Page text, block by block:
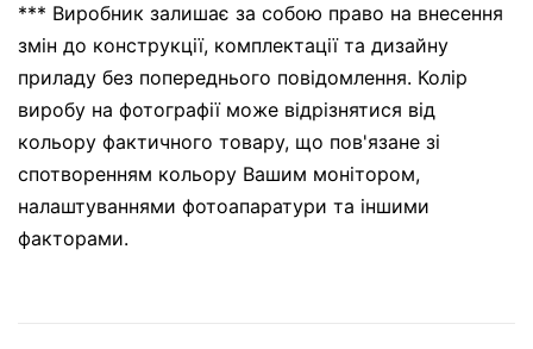
*** Виробник залишає за собою право на внесення
змін до конструкції, комплектації та дизайну
приладу без попереднього повідомлення. Колір
виробу на фотографії може відрізнятися від
кольору фактичного товару, що пов'язане зі
спотворенням кольору Вашим монітором,
налаштуваннями фотоапаратури та іншими
факторами.